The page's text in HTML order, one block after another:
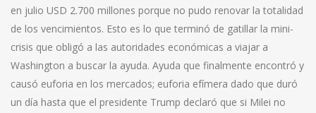
en julio USD 2.700 millones porque no pudo renovar la totalidad
de los vencimientos. Esto es lo que terminó de gatillar la mini-
crisis que obligó a las autoridades económicas a viajar a
Washington a buscar la ayuda. Ayuda que finalmente encontró y
causó euforia en los mercados; euforia efímera dado que duró
un día hasta que el presidente Trump declaró que si Milei no